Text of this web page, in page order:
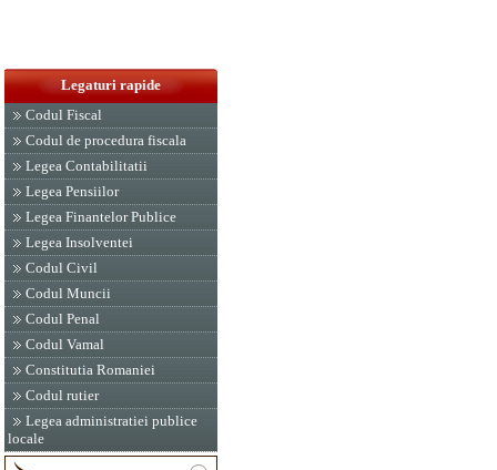
Legaturi rapide
Codul Fiscal
Codul de procedura fiscala
Legea Contabilitatii
Legea Pensiilor
Legea Finantelor Publice
Legea Insolventei
Codul Civil
Codul Muncii
Codul Penal
Codul Vamal
Constitutia Romaniei
Codul rutier
Legea administratiei publice
locale